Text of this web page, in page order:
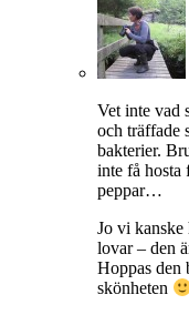
Vet inte vad
och träffade
bakterier.
inte få hosta
peppar…
Jo vi kanske
lovar – den
Hoppas den
skönheten